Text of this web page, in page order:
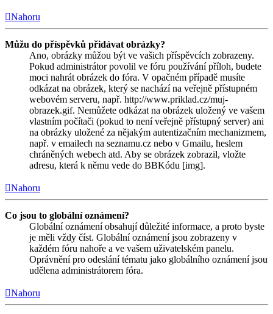
Nahoru
Můžu do příspěvků přidávat obrázky?
Ano, obrázky můžou být ve vašich příspěvcích zobrazeny.
Pokud administrátor povolil ve fóru používání příloh, budete
moci nahrát obrázek do fóra. V opačném případě musíte
odkázat na obrázek, který se nachází na veřejně přístupném
webovém serveru, např. http://www.priklad.cz/muj-
obrazek.gif. Nemůžete odkázat na obrázek uložený ve vašem
vlastním počítači (pokud to není veřejně přístupný server) ani
na obrázky uložené za nějakým autentizačním mechanizmem,
např. v emailech na seznamu.cz nebo v Gmailu, heslem
chráněných webech atd. Aby se obrázek zobrazil, vložte
adresu, která k němu vede do BBKódu [img].
Nahoru
Co jsou to globální oznámení?
Globální oznámení obsahují důležité informace, a proto byste
je měli vždy číst. Globální oznámení jsou zobrazeny v
každém fóru nahoře a ve vašem uživatelském panelu.
Oprávnění pro odeslání tématu jako globálního oznámení jsou
udělena administrátorem fóra.
Nahoru